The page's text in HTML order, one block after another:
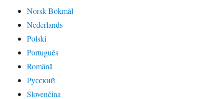
Norsk Bokmål
Nederlands
Polski
Português
Română
Русский
Slovenčina